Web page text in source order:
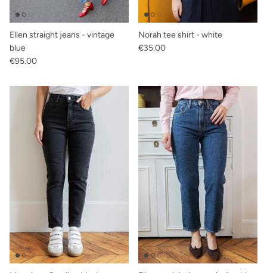
Ellen straight jeans - vintage
blue
Regular price
€95.00
Norah tee shirt - white
Regular price
€35.00